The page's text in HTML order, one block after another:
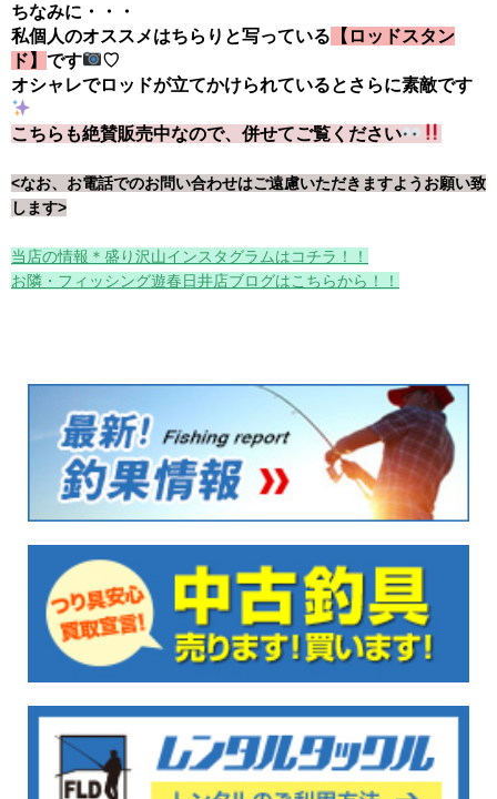
ちなみに・・・
私個人のオススメはちらりと写っている 【ロッドスタン
ド】 です
♡
オシャレでロッドが立てかけられているとさらに素敵です
こちらも絶賛販売中なので、併せてご覧ください
<なお、お電話でのお問い合わせはご遠慮いただきますようお願い致
します>
当店の情報＊盛り沢山インスタグラムはコチラ！！
お隣・フィッシング遊春日井店ブログはこちらから！！